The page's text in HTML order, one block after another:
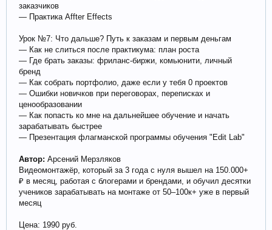
заказчиков
— Практика Affter Effects
Урок №7: Что дальше? Путь к заказам и первым деньгам
— Как не слиться после практикума: план роста
— Где брать заказы: фриланс-биржи, комьюнити, личный
бренд
— Как собрать портфолио, даже если у тебя 0 проектов
— Ошибки новичков при переговорах, переписках и
ценообразовании
— Как попасть ко мне на дальнейшее обучение и начать
зарабатывать быстрее
— Презентация флагманской программы обучения "Edit Lab"
Автор: Арсений Мерзляков
Видеомонтажёр, который за 3 года с нуля вышел на 150.000+
₽ в месяц, работая с блогерами и брендами, и обучил десятки
учеников зарабатывать на монтаже от 50–100к+ уже в первый
месяц
Цена: 1990 руб.